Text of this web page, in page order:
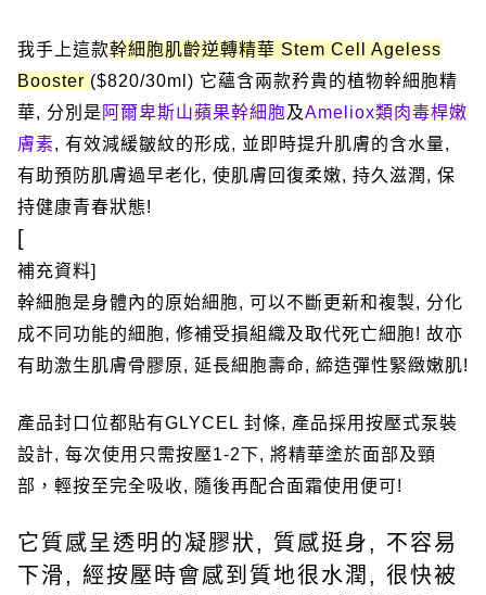
我手上這款幹細胞肌齡逆轉精華 Stem Cell Ageless
Booster ($820/30ml) 它蘊含兩款矜貴的植物幹細胞精
華, 分別是 阿爾卑斯山蘋果幹細胞及Ameliox類肉毒桿嫩
膚素, 有效減緩皺紋的形成, 並即時提升肌膚的含水量,
有助預防肌膚過早老化, 使肌膚回復柔嫩, 持久滋潤 , 保
持健康青春狀態!
[
補充資料]
幹細胞是身體內的原始細胞, 可以不斷更新和複製, 分化
成不同功能的細胞, 修補受損組織及取代死亡細胞! 故亦
有助激生肌膚骨膠原, 延長細胞壽命, 締造彈性緊緻嫩肌!
產品封口位都貼有GLYCEL 封條, 產品採用按壓式泵裝
設計, 每次使用只需按壓1-2下, 將精華塗於面部及頸
部，輕按至完全吸收, 隨後再配合面霜使用便可!
它質感呈透明的凝膠狀, 質感挺身, 不容易
下滑, 經按壓時會感到質地很水潤 , 很快被